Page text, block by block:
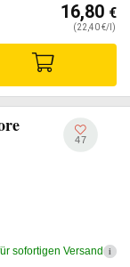
16,80 €
(22,40 €/l)
47
sofortigen Versand i